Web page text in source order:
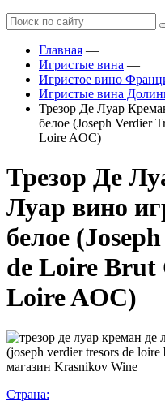
Главная —
Игристые вина —
Игристое вино
Игристые вина
Трезор Де Луар
белое (Joseph Verdier
Loire AOC)
Трезор Де
Луар вино
белое
de Loire Brut
Loire AOC)
Страна: